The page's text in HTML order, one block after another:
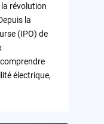
révolution
la
(IPO) de
électrique,